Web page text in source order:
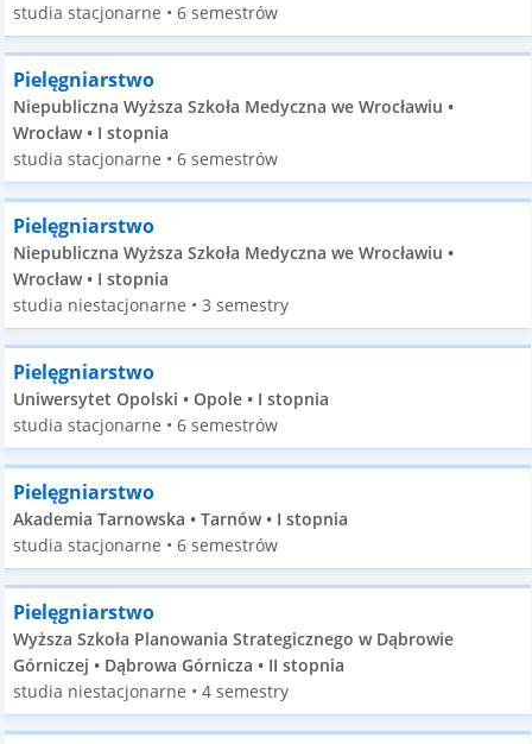
studia stacjonarne • 6 semestrów
Pielęgniarstwo
Niepubliczna Wyższa Szkoła Medyczna we Wrocławiu •
Wrocław • I stopnia
studia stacjonarne • 6 semestrów
Pielęgniarstwo
Niepubliczna Wyższa Szkoła Medyczna we Wrocławiu •
Wrocław • I stopnia
studia niestacjonarne • 3 semestry
Pielęgniarstwo
Uniwersytet Opolski • Opole • I stopnia
studia stacjonarne • 6 semestrów
Pielęgniarstwo
Akademia Tarnowska • Tarnów • I stopnia
studia stacjonarne • 6 semestrów
Pielęgniarstwo
Wyższa Szkoła Planowania Strategicznego w Dąbrowie
Górniczej • Dąbrowa Górnicza • II stopnia
studia niestacjonarne • 4 semestry